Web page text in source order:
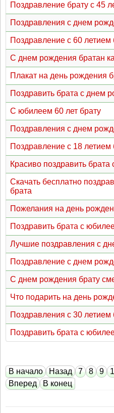
Поздравление брату с 45
Поздравления с днем
Поздравление с 60 летием
С днем рождения братан
Плакат на день рождения
Поздравить брата с днем
С юбилеем 60 лет брату
Поздравления с днем
Поздравление с 18 летием
Красиво поздравить
Скачать бесплатно
брата
Пожелания на день
Поздравить брата с
Лучшие поздравления с
Поздравление с днем
С днем рождения брату
Что подарить на день
Поздравления с 30 летием
Поздравить брата с
В начало
Назад 7 8 9
Вперед
В конец